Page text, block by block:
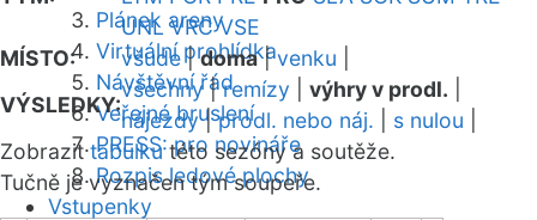
Plánek areny
Virtuální prohlídka
Návštěvní řád
Veřejné bruslení
PRESS: pro novináře
Rozpis ledové plochy
Vstupenky
UNL VRC VSE
MÍSTO:
všude|doma|venku
VÝSLEDKY:
všechny|remízy výhry v prodl.
nájezdy|prodl. nebo náj. s nulou
Zobrazittabulkutéto sezóny a soutěže.
Tučně je vyznačen tým soupeře.